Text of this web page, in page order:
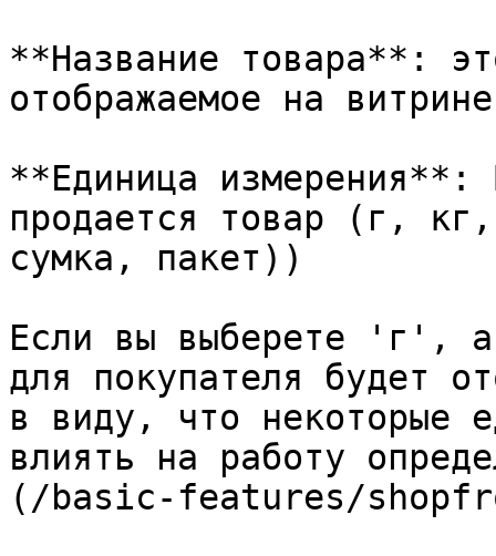
**Название товара**:
отображаемое на
**Единица измерения**:
продается товар (г,
сумка, пакет))
Если вы выберете 'г', а
для покупателя будет
в виду, что некоторые
влиять на работу
(/basic-features/